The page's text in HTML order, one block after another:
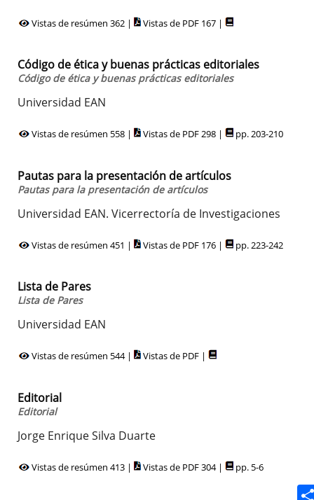
Vistas de resúmen 362 | Vistas de PDF 167 |
Código de ética y buenas prácticas editoriales
Código de ética y buenas prácticas editoriales
Universidad EAN
Vistas de resúmen 558 | Vistas de PDF 298 | pp. 203-210
Pautas para la presentación de artículos
Pautas para la presentación de artículos
Universidad EAN. Vicerrectoría de Investigaciones
Vistas de resúmen 451 | Vistas de PDF 176 | pp. 223-242
Lista de Pares
Lista de Pares
Universidad EAN
Vistas de resúmen 544 | Vistas de PDF |
Editorial
Editorial
Jorge Enrique Silva Duarte
Vistas de resúmen 413 | Vistas de PDF 304 | pp. 5-6